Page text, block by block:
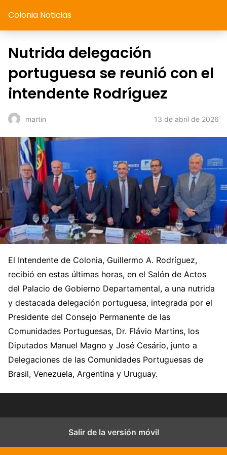
Colonia Noticias
Nutrida delegación
portuguesa se reunió con el
intendente Rodríguez
martin 13 de abril de 2026
El Intendente de Colonia, Guillermo A. Rodríguez,
recibió en estas últimas horas, en el Salón de Actos
del Palacio de Gobierno Departamental, a una nutrida
y destacada delegación portuguesa, integrada por el
Presidente del Consejo Permanente de las
Comunidades Portuguesas, Dr. Flávio Martins, los
Diputados Manuel Magno y José Cesário, junto a
Delegaciones de las Comunidades Portuguesas de
Brasil, Venezuela, Argentina y Uruguay.
Salir de la versión móvil